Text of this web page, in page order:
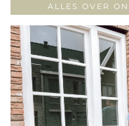
ALLES OVER